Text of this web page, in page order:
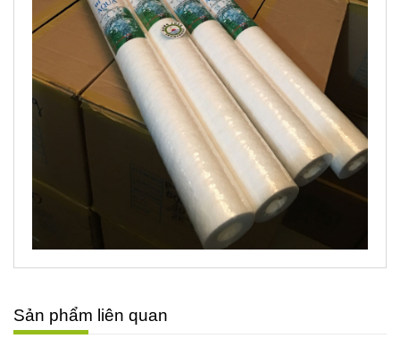
Sản phẩm liên quan